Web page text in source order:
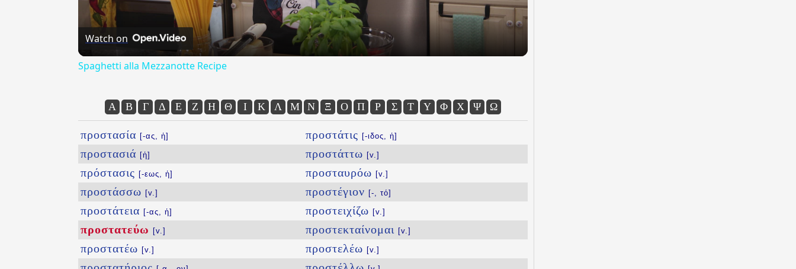
Watch on
Spaghetti alla Mezzanotte Recipe
Α Β Γ Δ Ε Ζ Η Θ Ι Κ Λ Μ Ν Ξ Ο Π Ρ Σ Τ Υ Φ Χ Ψ Ω
προστασία [-ας, ἡ]
προστασιά [ἡ]
πρόστασις [-εως, ἡ]
προστάσσω [v.]
προστάτεια [-ας, ἡ]
προστατεύω [v.]
προστατέω [v.]
προστάτις [-ιδος, ἡ]
προστάττω [v.]
προσταυρόω [v.]
προστέγιον [-, τό]
προστειχίζω [v.]
προστεκταίνομαι [v.]
προστελέω [v.]